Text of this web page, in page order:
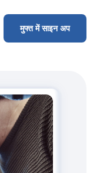
मुफ्त में साइन अप